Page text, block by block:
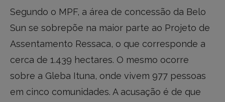
Segundo o MPF, a área de concessão da Belo
Sun se sobrepõe na maior parte ao Projeto de
Assentamento Ressaca, o que corresponde a
cerca de 1.439 hectares. O mesmo ocorre
sobre a Gleba Ituna, onde vivem 977 pessoas
em cinco comunidades. A acusação é de que